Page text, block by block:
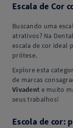
Escala de Cor
Buscando uma
atrativos? Na
escala de cor ideal
prótese.
Explore esta
de marcas
Vivadent e muito
seus trabalhos!
Escola de cor: